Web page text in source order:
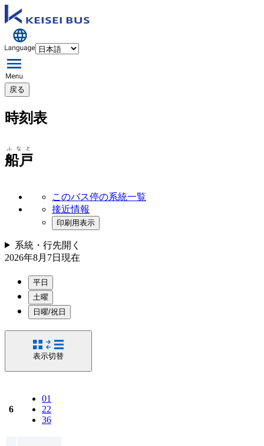
戻る
時刻表
船戸
ふなと
このバス停の系統一覧
接近情報
印刷用表示
系統・行先開く
2026年8月7日 現在
平日
土曜
日曜/祝日
表示切替
6
01
22
36